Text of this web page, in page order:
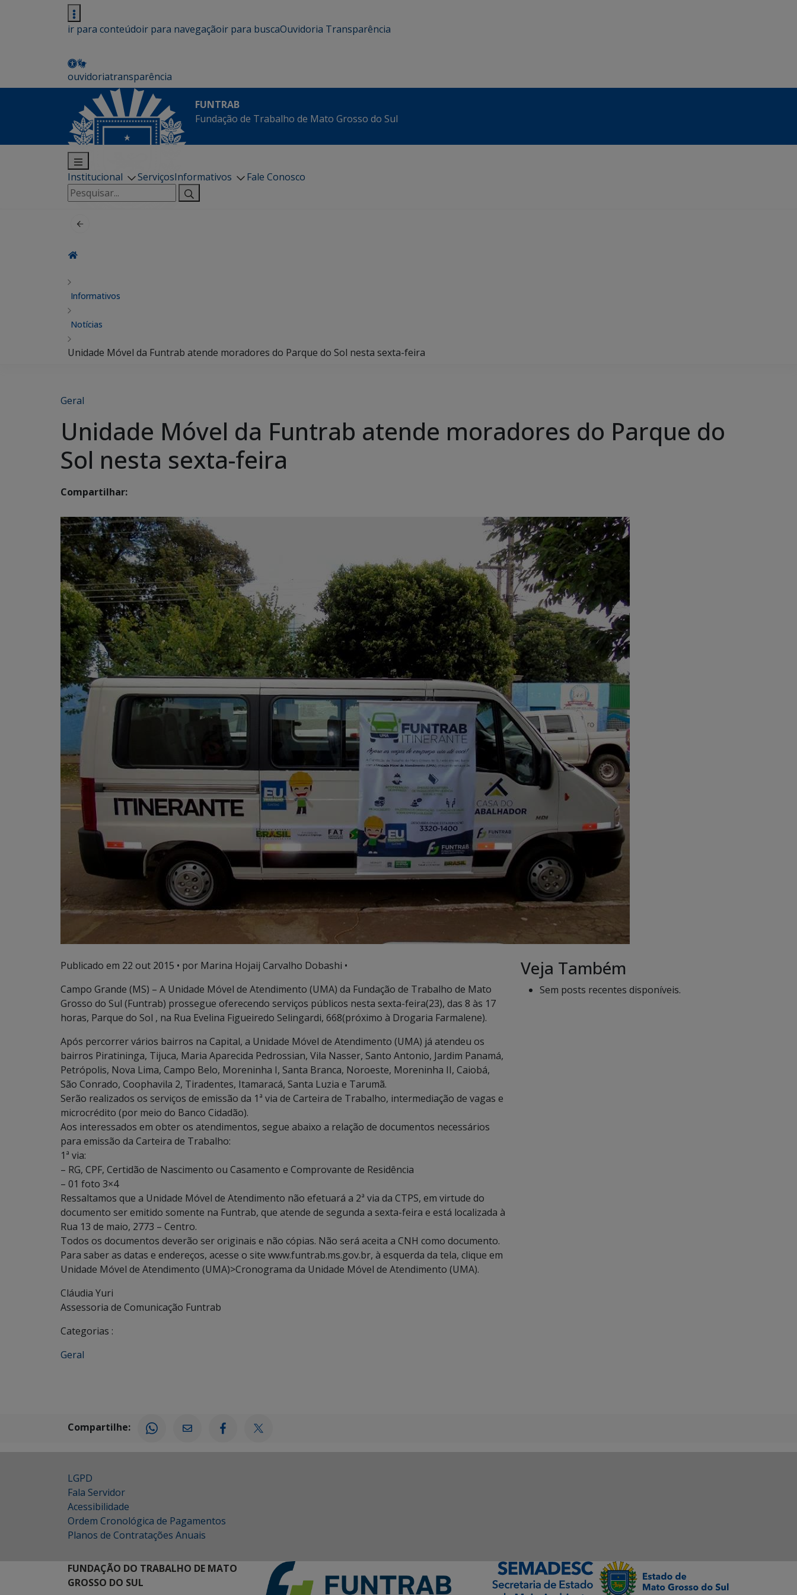
ir para conteúdoir para navegaçãoir para buscaOuvidoria Transparência
ouvidoriatransparência
FUNTRAB
Fundação de Trabalho de Mato Grosso do Sul
Institucional ServiçosInformativos
Fale Conosco
Pesquisar
por:
Informativos
Notícias
Unidade Móvel da Funtrab atende moradores do Parque do Sol nesta sexta-feira
Geral
Unidade Móvel da Funtrab atende moradores do Parque do
Sol nesta sexta-feira
Compartilhar:
Publicado em 22 out 2015 • por Marina Hojaij Carvalho Dobashi •
Campo Grande (MS) – A Unidade Móvel de Atendimento (UMA) da Fundação de Trabalho de Mato
Grosso do Sul (Funtrab) prossegue oferecendo serviços públicos nesta sexta-feira(23), das 8 às 17
horas, Parque do Sol , na Rua Evelina Figueiredo Selingardi, 668(próximo à Drogaria Farmalene).
Após percorrer vários bairros na Capital, a Unidade Móvel de Atendimento (UMA) já atendeu os
bairros Piratininga, Tijuca, Maria Aparecida Pedrossian, Vila Nasser, Santo Antonio, Jardim Panamá,
Petrópolis, Nova Lima, Campo Belo, Moreninha I, Santa Branca, Noroeste, Moreninha II, Caiobá,
São Conrado, Coophavila 2, Tiradentes, Itamaracá, Santa Luzia e Tarumã.
Serão realizados os serviços de emissão da 1ª via de Carteira de Trabalho, intermediação de vagas e
microcrédito (por meio do Banco Cidadão).
Aos interessados em obter os atendimentos, segue abaixo a relação de documentos necessários
para emissão da Carteira de Trabalho:
1ª via:
– RG, CPF, Certidão de Nascimento ou Casamento e Comprovante de Residência
– 01 foto 3×4
Ressaltamos que a Unidade Móvel de Atendimento não efetuará a 2ª via da CTPS, em virtude do
documento ser emitido somente na Funtrab, que atende de segunda a sexta-feira e está localizada à
Rua 13 de maio, 2773 – Centro.
Todos os documentos deverão ser originais e não cópias. Não será aceita a CNH como documento.
Para saber as datas e endereços, acesse o site www.funtrab.ms.gov.br, à esquerda da tela, clique em
Unidade Móvel de Atendimento (UMA)>Cronograma da Unidade Móvel de Atendimento (UMA).
Cláudia Yuri
Assessoria de Comunicação Funtrab
Categorias :
Geral
Veja Também
Sem posts recentes disponíveis.
Compartilhe:
LGPD
Fala Servidor
Acessibilidade
Ordem Cronológica de Pagamentos
Planos de Contratações Anuais
FUNDAÇÃO DO TRABALHO DE MATO
GROSSO DO SUL